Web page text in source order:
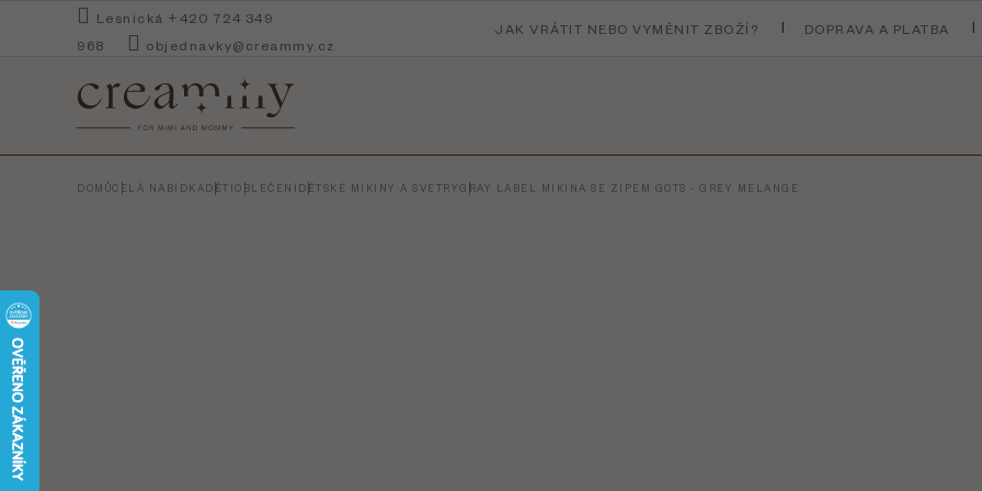
Lesnická +420 724 349
968
objednavky@creammy.cz
JAK VRÁTIT NEBO VYMĚNIT ZBOŽÍ? DOPRAVA A PLATBA
DOMŮCELÁ NABÍDKADĚTIOBLEČENÍ DĚTSKÉ MIKINY A SVETRYGRAY LABEL MIKINA SE ZIPEM GOTS - GREY MELANGE